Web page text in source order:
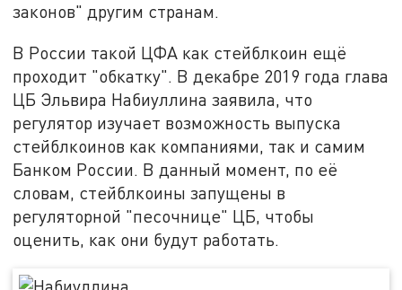
законов" другим странам.
В России такой ЦФА как стейблкоин ещё
проходит "обкатку". В декабре 2019 года глава
ЦБ Эльвира Набиуллина заявила, что
регулятор изучает возможность выпуска
стейблкоинов как компаниями, так и самим
Банком России. В данный момент, по её
словам, стейблкоины запущены в
регуляторной "песочнице" ЦБ, чтобы
оценить, как они будут работать.